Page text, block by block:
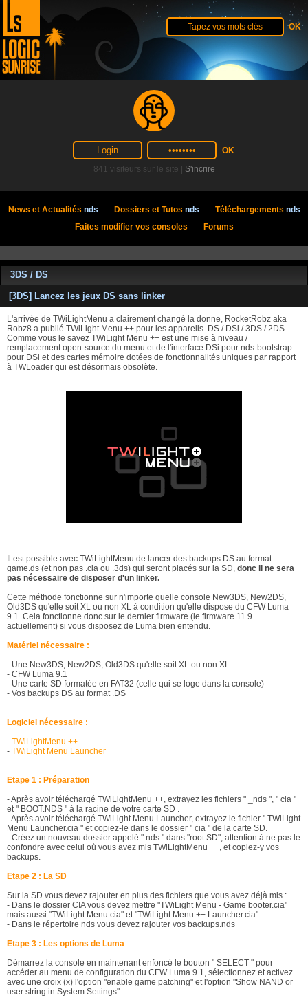
841 visiteurs sur le site | S'incrire
News et Actualités nds Dossiers et Tutos nds Téléchargements nds
Faites modifier vos consoles
Forums
3DS / DS
[3DS] Lancez les jeux DS sans linker
L'arrivée de TWiLightMenu a clairement changé la donne, RocketRobz aka
Robz8 a publié TWiLight Menu ++ pour les appareils DS / DSi / 3DS / 2DS.
Comme vous le savez TWiLight Menu ++ est une mise à niveau /
remplacement open-source du menu et de l'interface DSi pour nds-bootstrap
pour DSi et des cartes mémoire dotées de fonctionnalités uniques par rapport
à TWLoader qui est désormais obsolète.
Il est possible avec TWiLightMenu de lancer des backups DS au format
game.ds (et non pas .cia ou .3ds) qui seront placés sur la SD, donc il ne sera
pas nécessaire de disposer d'un linker.
Cette méthode fonctionne sur n'importe quelle console New3DS, New2DS,
Old3DS qu'elle soit XL ou non XL à condition qu'elle dispose du CFW Luma
9.1. Cela fonctionne donc sur le dernier firmware (le firmware 11.9
actuellement) si vous disposez de Luma bien entendu.
Matériel nécessaire :
- Une New3DS, New2DS, Old3DS qu'elle soit XL ou non XL
- CFW Luma 9.1
- Une carte SD formatée en FAT32 (celle qui se loge dans la console)
- Vos backups DS au format .DS
Logiciel nécessaire :
- TWiLightMenu ++
- TWiLight Menu Launcher
Etape 1 : Préparation
- Après avoir téléchargé TWiLightMenu ++, extrayez les fichiers " _nds ", " cia "
et " BOOT.NDS " à la racine de votre carte SD .
- Après avoir téléchargé TWiLight Menu Launcher, extrayez le fichier " TWiLight
Menu Launcher.cia " et copiez-le dans le dossier " cia " de la carte SD.
- Créez un nouveau dossier appelé " nds " dans "root SD", attention à ne pas le
confondre avec celui où vous avez mis TWiLightMenu ++, et copiez-y vos
backups.
Etape 2 : La SD
Sur la SD vous devez rajouter en plus des fichiers que vous avez déjà mis :
- Dans le dossier CIA vous devez mettre "TWiLight Menu - Game booter.cia"
mais aussi "TWiLight Menu.cia" et "TWiLight Menu ++ Launcher.cia"
- Dans le répertoire nds vous devez rajouter vos backups.nds
Etape 3 : Les options de Luma
Démarrez la console en maintenant enfoncé le bouton " SELECT " pour
accéder au menu de configuration du CFW Luma 9.1, sélectionnez et activez
avec une croix (x) l'option "enable game patching" et l'option "Show NAND or
user string in System Settings".